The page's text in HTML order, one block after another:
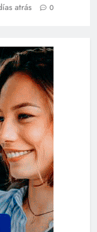
atrás 0